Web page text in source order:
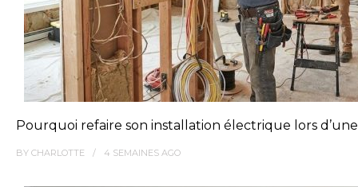
Pourquoi refaire son installation électrique lors
BY CHARLOTTE 4 SEMAINES AGO